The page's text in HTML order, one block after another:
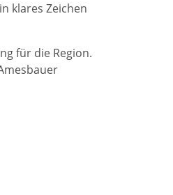
klares Zeichen
für die Region.